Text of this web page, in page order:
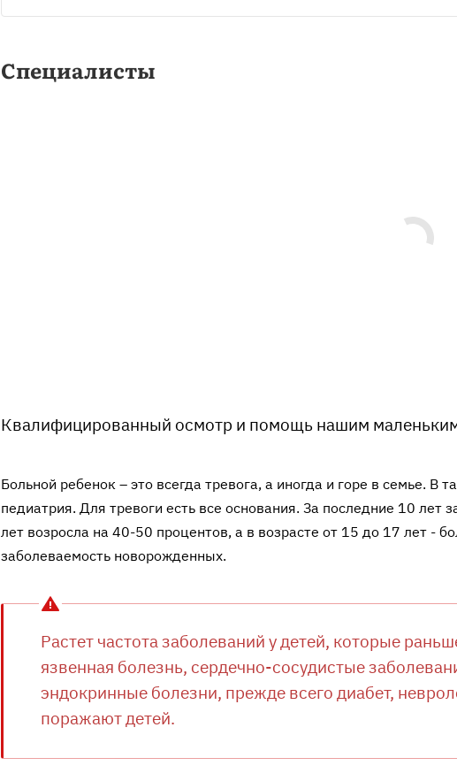
Специалисты
Квалифицированный осмотр и помощь нашим
Больной ребенок – это всегда тревога, а иногда и горе в семье. В
педиатрия. Для тревоги есть все основания. За последние 10 лет
лет возросла на 40-50 процентов, а в возрасте от 15 до 17 лет -
заболеваемость новорожденных.
Растет частота заболеваний у детей, которые
язвенная болезнь, сердечно-сосудистые
эндокринные болезни, прежде всего диабет,
поражают детей.